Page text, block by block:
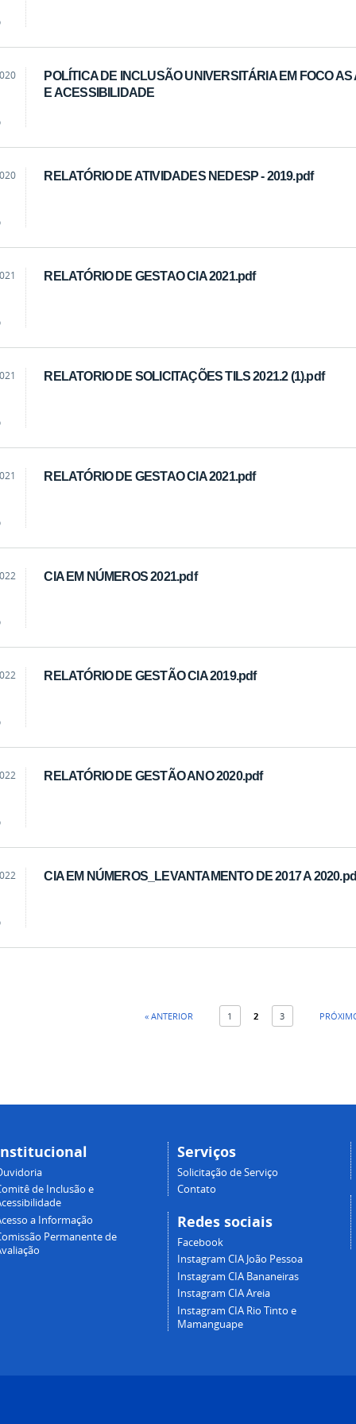
POLÍTICA DE INCLUSÃO UNIVERSITÁRIA EM FOCO
E ACESSIBILIDADE
RELATÓRIO DE ATIVIDADES NEDESP - 2019.pdf
RELATÓRIO DE GESTAO CIA 2021.pdf
RELATORIO DE SOLICITAÇÕES TILS 2021.2 (1).pdf
RELATÓRIO DE GESTAO CIA 2021.pdf
CIA EM NÚMEROS 2021.pdf
RELATÓRIO DE GESTÃO CIA 2019.pdf
RELATÓRIO DE GESTÃO ANO 2020.pdf
CIA EM NÚMEROS_LEVANTAMENTO DE 2017 A
« ANTERIOR 1 2 3
de Inclusão e
a Informação
Permanente de
Serviços
Solicitação de Serviço
Contato
Redes sociais
Facebook
Instagram CIA João Pessoa
Instagram CIA Bananeiras
Instagram CIA Areia
Instagram CIA Rio Tinto e
Mamanguape